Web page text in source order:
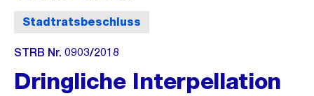
Stadtratsbeschluss
STRB Nr. 0903/2018
Dringliche Interpellation